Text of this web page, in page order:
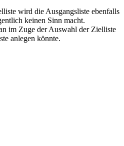
wird die Ausgangsliste ebenfalls
keinen Sinn macht.
im Zuge der Auswahl der Zielliste
anlegen könnte.